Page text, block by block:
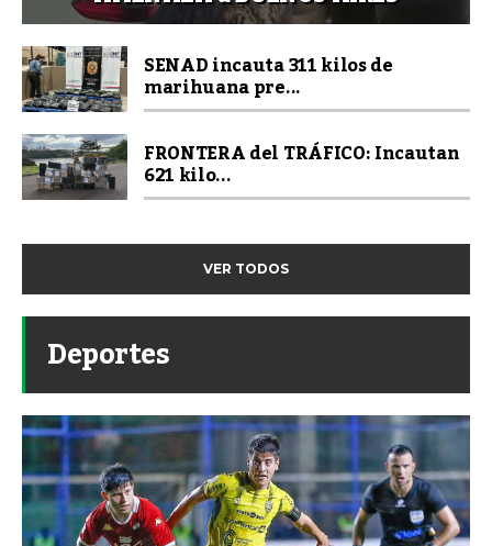
SENAD incauta 311 kilos de
marihuana pre...
FRONTERA del TRÁFICO: Incautan
621 kilo...
VER TODOS
Deportes